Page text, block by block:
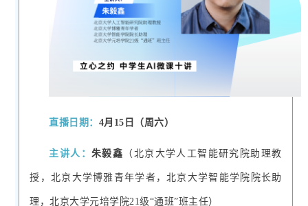
直播日期： 4月15日（周六）
主讲人：朱毅鑫 （北京大学人工智能研究院助理教
授，北京大学博雅青年学者，北京大学智能学院院长助
理，北京大学元培学院21级“通班”班主任）